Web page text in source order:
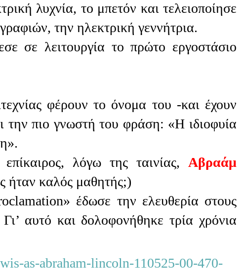
λυχνία, το μπετόν και τελειοποίησε
την ηλεκτρική γεννήτρια.
σε λειτουργία το πρώτο εργοστάσιο
φέρουν το όνομα του -και έχουν
την πιο γνωστή του φράση: «Η ιδιοφυία
λόγω της ταινίας, Αβραάμ
ήταν καλός μαθητής;)
έδωσε την ελευθερία στους
αυτό και δολοφονήθηκε τρία χρόνια